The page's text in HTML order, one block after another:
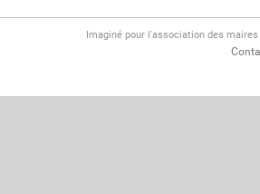
Imaginé pour l'association des